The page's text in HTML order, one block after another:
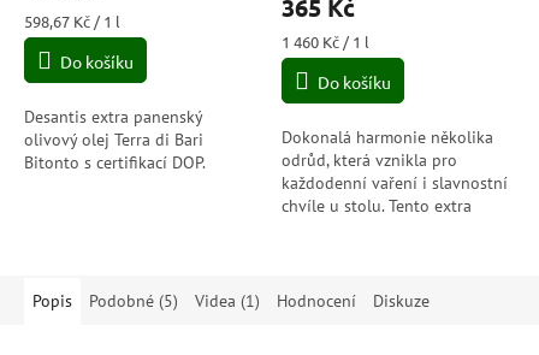
je
5,0
5
hvězdiček.
Měrná
cena:
598,67 Kč / 1 l
Do košíku
Desantis extra panenský
olivový olej Terra di Bari
Bitonto s certifikací DOP.
365 Kč
Měrná
cena:
1 460 Kč / 1 l
Do košíku
Dokonalá harmonie několika
odrůd, která vznikla pro
každodenní vaření i slavnostní
chvíle u stolu. Tento extra
Popis
Podobné (5) Videa (1) Hodnocení Diskuze